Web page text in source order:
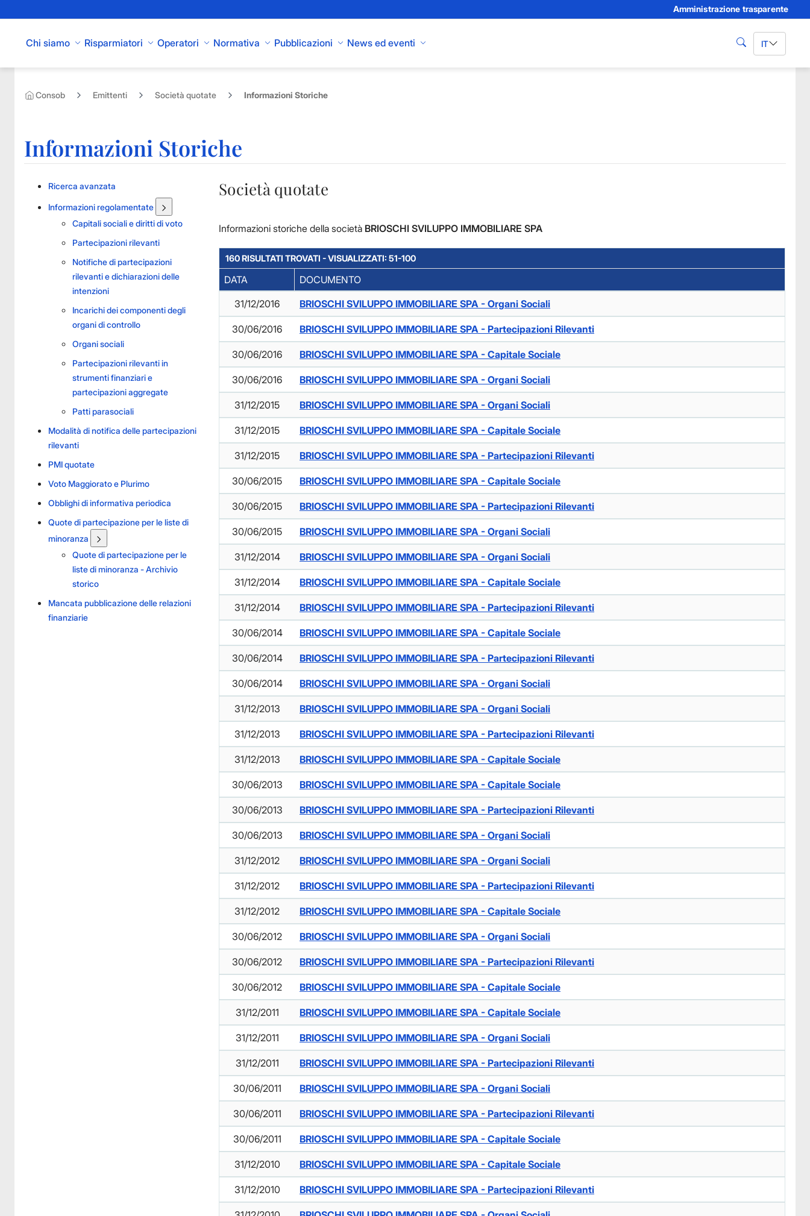
Amministrazione trasparente
Chi siamo Risparmiatori Operatori Normativa Pubblicazioni News ed eventi cerca IT
Consob Emittenti Società quotate Informazioni Storiche
Informazioni Storiche
Ricerca avanzata
Informazioni regolamentate
Capitali sociali e diritti di voto
Partecipazioni rilevanti
Notifiche di partecipazioni
rilevanti e dichiarazioni delle
intenzioni
Incarichi dei componenti degli
organi di controllo
Organi sociali
Partecipazioni rilevanti in
strumenti finanziari e
partecipazioni aggregate
Patti parasociali
Modalità di notifica delle partecipazioni
rilevanti
PMI quotate
Voto Maggiorato e Plurimo
Obblighi di informativa periodica
Quote di partecipazione per le liste di
minoranza
Quote di partecipazione per le
liste di minoranza - Archivio
storico
Mancata pubblicazione delle relazioni
finanziarie
Società quotate
Informazioni storiche della società BRIOSCHI SVILUPPO IMMOBILIARE SPA
160 RISULTATI TROVATI - VISUALIZZATI: 51-100
DATA
DOCUMENTO
31/12/2016
BRIOSCHI SVILUPPO IMMOBILIARE SPA - Organi Sociali
30/06/2016 BRIOSCHI SVILUPPO IMMOBILIARE SPA - Partecipazioni Rilevanti
30/06/2016 BRIOSCHI SVILUPPO IMMOBILIARE SPA - Capitale Sociale
30/06/2016 BRIOSCHI SVILUPPO IMMOBILIARE SPA - Organi Sociali
31/12/2015 BRIOSCHI SVILUPPO IMMOBILIARE SPA - Organi Sociali
31/12/2015 BRIOSCHI SVILUPPO IMMOBILIARE SPA - Capitale Sociale
31/12/2015 BRIOSCHI SVILUPPO IMMOBILIARE SPA - Partecipazioni Rilevanti
30/06/2015 BRIOSCHI SVILUPPO IMMOBILIARE SPA - Capitale Sociale
30/06/2015 BRIOSCHI SVILUPPO IMMOBILIARE SPA - Partecipazioni Rilevanti
30/06/2015 BRIOSCHI SVILUPPO IMMOBILIARE SPA - Organi Sociali
31/12/2014 BRIOSCHI SVILUPPO IMMOBILIARE SPA - Organi Sociali
31/12/2014 BRIOSCHI SVILUPPO IMMOBILIARE SPA - Capitale Sociale
31/12/2014 BRIOSCHI SVILUPPO IMMOBILIARE SPA - Partecipazioni Rilevanti
30/06/2014 BRIOSCHI SVILUPPO IMMOBILIARE SPA - Capitale Sociale
30/06/2014 BRIOSCHI SVILUPPO IMMOBILIARE SPA - Partecipazioni Rilevanti
30/06/2014 BRIOSCHI SVILUPPO IMMOBILIARE SPA - Organi Sociali
31/12/2013 BRIOSCHI SVILUPPO IMMOBILIARE SPA - Organi Sociali
31/12/2013 BRIOSCHI SVILUPPO IMMOBILIARE SPA - Partecipazioni Rilevanti
31/12/2013 BRIOSCHI SVILUPPO IMMOBILIARE SPA - Capitale Sociale
30/06/2013 BRIOSCHI SVILUPPO IMMOBILIARE SPA - Capitale Sociale
30/06/2013 BRIOSCHI SVILUPPO IMMOBILIARE SPA - Partecipazioni Rilevanti
30/06/2013 BRIOSCHI SVILUPPO IMMOBILIARE SPA - Organi Sociali
31/12/2012 BRIOSCHI SVILUPPO IMMOBILIARE SPA - Organi Sociali
31/12/2012 BRIOSCHI SVILUPPO IMMOBILIARE SPA - Partecipazioni Rilevanti
31/12/2012 BRIOSCHI SVILUPPO IMMOBILIARE SPA - Capitale Sociale
30/06/2012 BRIOSCHI SVILUPPO IMMOBILIARE SPA - Organi Sociali
30/06/2012 BRIOSCHI SVILUPPO IMMOBILIARE SPA - Partecipazioni Rilevanti
30/06/2012 BRIOSCHI SVILUPPO IMMOBILIARE SPA - Capitale Sociale
31/12/2011 BRIOSCHI SVILUPPO IMMOBILIARE SPA - Capitale Sociale
31/12/2011 BRIOSCHI SVILUPPO IMMOBILIARE SPA - Organi Sociali
31/12/2011 BRIOSCHI SVILUPPO IMMOBILIARE SPA - Partecipazioni Rilevanti
30/06/2011 BRIOSCHI SVILUPPO IMMOBILIARE SPA - Organi Sociali
30/06/2011 BRIOSCHI SVILUPPO IMMOBILIARE SPA - Partecipazioni Rilevanti
30/06/2011 BRIOSCHI SVILUPPO IMMOBILIARE SPA - Capitale Sociale
31/12/2010 BRIOSCHI SVILUPPO IMMOBILIARE SPA - Capitale Sociale
31/12/2010 BRIOSCHI SVILUPPO IMMOBILIARE SPA - Partecipazioni Rilevanti